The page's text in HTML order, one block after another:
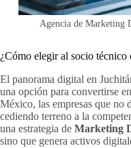
Agencia de Marketing
¿Cómo elegir al socio técnico
El panorama digital en
una opción para convertirse
México, las empresas que no
cediendo terreno a la
una estrategia de Marketing
sino que genera activos